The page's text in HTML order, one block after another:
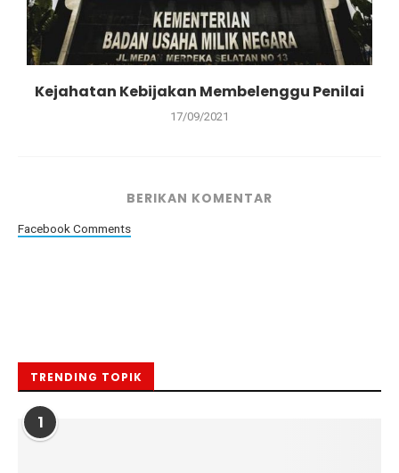
Kejahatan Kebijakan Membelenggu Penilai
17/09/2021
BERIKAN KOMENTAR
Facebook Comments
TRENDING TOPIK
1